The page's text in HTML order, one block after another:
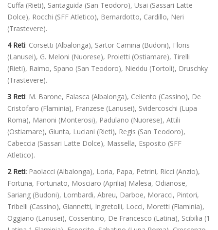
Cuffa (Rieti), Santaguida (San Teodoro), Usai (Sassari Latte
Dolce), Rocchi (SFF Atletico), Bernardotto, Cardillo, Neri
(Trastevere).
4 Reti: Corsetti (Albalonga), Sartor Camina (Budoni), Floris
(Lanusei), G. Meloni (Nuorese), Proietti (Ostiamare), Tirelli
(Rieti), Raimo, Spano (San Teodoro), Nieddu (Tortolì), Druschky
(Trastevere).
3 Reti: M. Barone, Falasca (Albalonga), Celiento (Cassino), De
Cristofaro (Flaminia), Franzese (Lanusei), Svidercoschi (Lupa
Roma), Manoni (Monterosi), Padulano (Nuorese), Attili
(Ostiamare), Giunta, Luciani (Rieti), Regis (San Teodoro),
Cabeccia (Sassari Latte Dolce), Massella, Esposito (SFF
Atletico).
2 Reti: Paolacci (Albalonga), Loria, Papa, Petrini, Ricci (Anzio),
Fortuna, Fortunato, Mosciaro (Aprilia) Malesa, Odianose,
Sariang (Budoni), Lombardi, Abreu, Darboe, Moracci, Pintori,
Tribelli (Cassino), Giannetti, Ingretolli, Locci, Moretti (Flaminia),
Oggiano (Lanusei), Cossentino, De Francesco (Latina), Scibilia (1